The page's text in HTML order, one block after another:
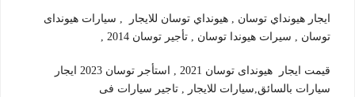
ايجار هيونداي توسان , هيونداي توسان للايجار , سيارات هیوندای
توسان , سيرات هیوندا توسان , تأجير توسان 2014 ,
قیمت ايجار هیوندای توسان 2021 , استأجر توسان 2023 ايجار
سيارات بالسائق,سيارات للايجار , تاجير سيارات فى